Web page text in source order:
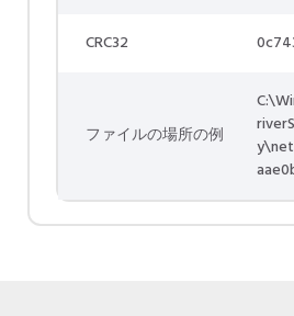
CRC32
ファイルの場所の例